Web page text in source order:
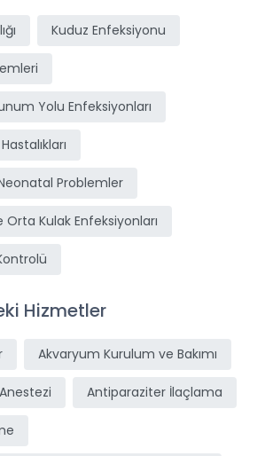
Kuduz Enfeksiyonu
Yolu Enfeksiyonları
Problemler
Kulak Enfeksiyonları
Hizmetler
Akvaryum Kurulum ve Bakımı
Anestezi Antiparaziter İlaçlama